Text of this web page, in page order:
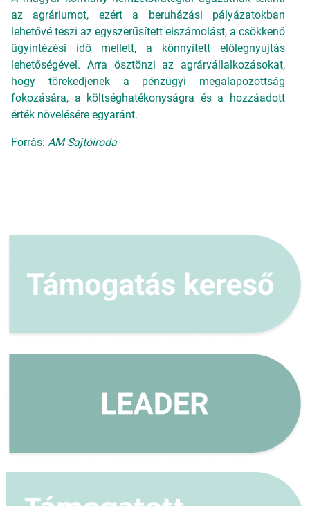
az agráriumot, ezért a beruházási pályázatokban
lehetővé teszi az egyszerűsített elszámolást, a csökkenő
ügyintézési idő mellett, a könnyített előlegnyújtás
lehetőségével. Arra ösztönzi az agrárvállalkozásokat,
hogy törekedjenek a pénzügyi megalapozottság
fokozására, a költséghatékonyságra és a hozzáadott
érték növelésére egyaránt.
Forrás: AM Sajtóiroda